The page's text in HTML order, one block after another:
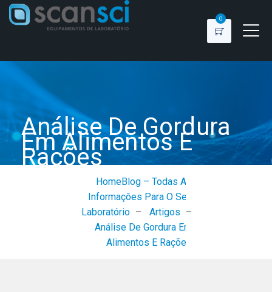
0
Análise De Gordura
Em Alimentos E
Rações
HomeBlog – Todas As
Informações Para O Seu
Laboratório – Artigos –
Análise De Gordura Em
Alimentos E Rações